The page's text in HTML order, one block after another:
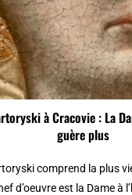
à Cracovie : La
guère plus
comprend la plus
d’oeuvre est la Dame à